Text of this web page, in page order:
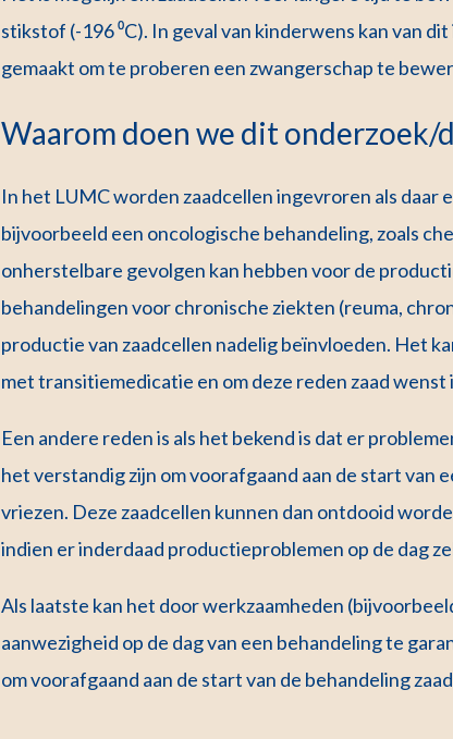
stikstof (-196 ⁰C). In geval van kinderwens kan van
gemaakt om te proberen een zwangerschap te
Waarom doen we dit onderzoek/
In het LUMC worden zaadcellen ingevroren als daar
bijvoorbeeld een oncologische behandeling, zoals
onherstelbare gevolgen kan hebben voor de
behandelingen voor chronische ziekten (reuma,
productie van zaadcellen nadelig beïnvloeden. Het
met transitiemedicatie en om deze reden zaad wenst
Een andere reden is als het bekend is dat er
het verstandig zijn om voorafgaand aan de start
vriezen. Deze zaadcellen kunnen dan ontdooid
indien er inderdaad productieproblemen op de dag
Als laatste kan het door werkzaamheden
aanwezigheid op de dag van een behandeling te
om voorafgaand aan de start van de behandeling